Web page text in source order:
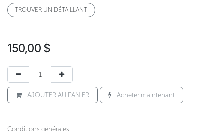
TROUVER UN DÉTAILLANT
150,00 $
AJOUTER AU PANIER Acheter maintenant
Conditions générales